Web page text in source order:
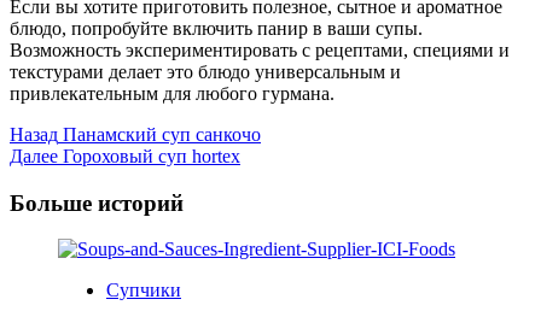
Если вы хотите приготовить полезное, сытное и ароматное
блюдо, попробуйте включить панир в ваши супы.
Возможность экспериментировать с рецептами, специями и
текстурами делает это блюдо универсальным и
привлекательным для любого гурмана.
Post
Navigation
Назад Панамский суп санкочо
Далее Гороховый суп hortex
Больше историй
Супчики